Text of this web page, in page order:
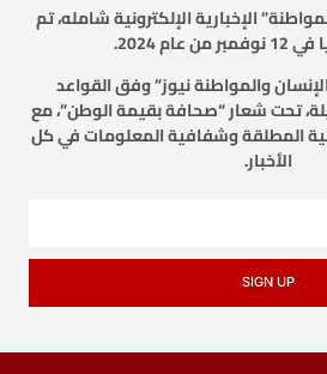
الإخبارية الإلكترونية شامله، تم
2024.
والمواطنة نيوز” وفق القواعد
تحت شعار “صحافة بقيمة الوطن”، مع
المطلقة وشفافية المعلومات في كل
الأخبار.
SIGN UP